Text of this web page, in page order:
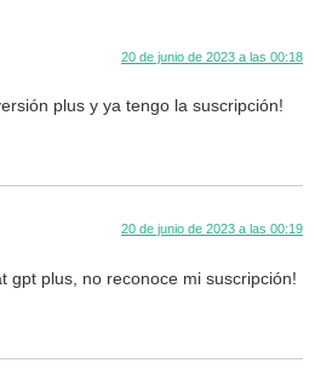
20 de junio de 2023 a las 00:18
plus y ya tengo la suscripción!
20 de junio de 2023 a las 00:19
gpt plus, no reconoce mi suscripción!